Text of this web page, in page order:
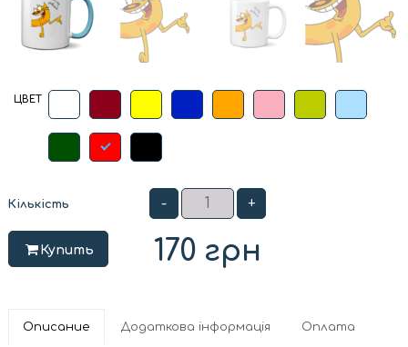
ЦВЕТ
Кількість - +
Купить 170 грн
Описание Додаткова інформація Оплата